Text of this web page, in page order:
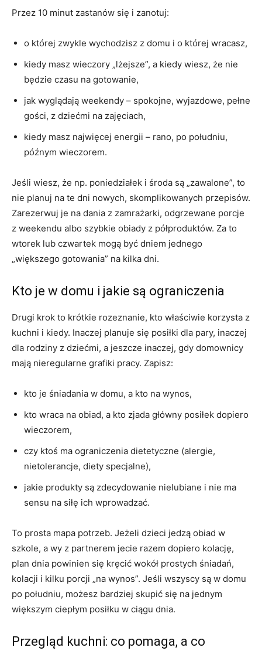
Przez 10 minut zastanów się i zanotuj:
o której zwykle wychodzisz z domu i o której wracasz,
kiedy masz wieczory „lżejsze”, a kiedy wiesz, że nie
będzie czasu na gotowanie,
jak wyglądają weekendy – spokojne, wyjazdowe, pełne
gości, z dziećmi na zajęciach,
kiedy masz najwięcej energii – rano, po południu,
późnym wieczorem.
Jeśli wiesz, że np. poniedziałek i środa są „zawalone”, to
nie planuj na te dni nowych, skomplikowanych przepisów.
Zarezerwuj je na dania z zamrażarki, odgrzewane porcje
z weekendu albo szybkie obiady z półproduktów. Za to
wtorek lub czwartek mogą być dniem jednego
„większego gotowania” na kilka dni.
Kto je w domu i jakie są ograniczenia
Drugi krok to krótkie rozeznanie, kto właściwie korzysta z
kuchni i kiedy. Inaczej planuje się posiłki dla pary, inaczej
dla rodziny z dziećmi, a jeszcze inaczej, gdy domownicy
mają nieregularne grafiki pracy. Zapisz:
kto je śniadania w domu, a kto na wynos,
kto wraca na obiad, a kto zjada główny posiłek dopiero
wieczorem,
czy ktoś ma ograniczenia dietetyczne (alergie,
nietolerancje, diety specjalne),
jakie produkty są zdecydowanie nielubiane i nie ma
sensu na siłę ich wprowadzać.
To prosta mapa potrzeb. Jeżeli dzieci jedzą obiad w
szkole, a wy z partnerem jecie razem dopiero kolację,
plan dnia powinien się kręcić wokół prostych śniadań,
kolacji i kilku porcji „na wynos”. Jeśli wszyscy są w domu
po południu, możesz bardziej skupić się na jednym
większym ciepłym posiłku w ciągu dnia.
Przegląd kuchni: co pomaga, a co